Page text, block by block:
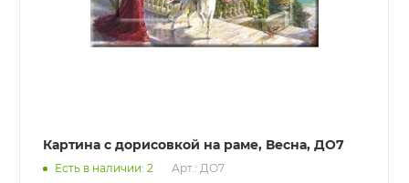
Картина с дорисовкой на раме, Весна, ДО7
Есть в наличии: 2 Арт.: ДО7